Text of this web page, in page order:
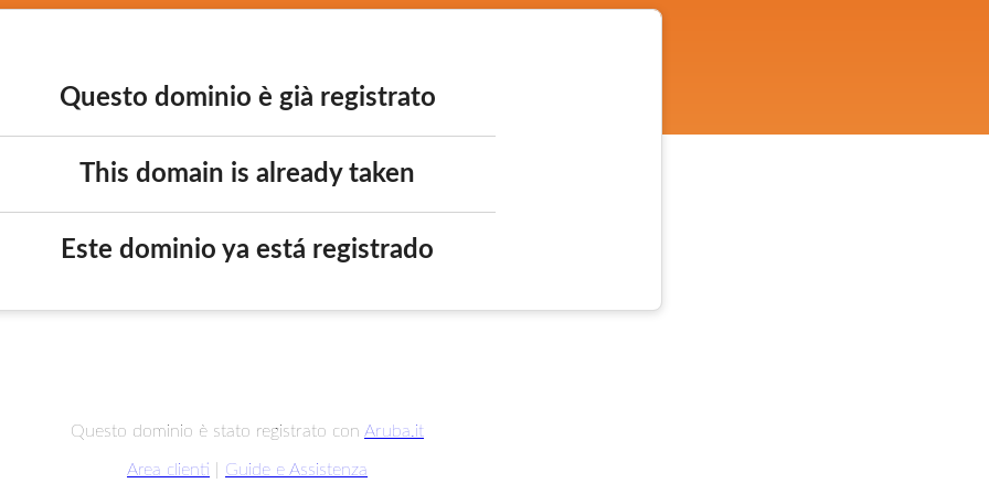
Questo dominio è già registrato
This domain is already taken
Este dominio ya está registrado
Questo dominio è stato registrato con Aruba.it
Area clienti Guide e Assistenza